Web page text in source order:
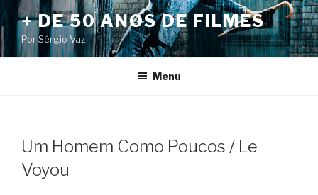
Pular
para
o
conteúdo
+ DE 50 ANOS DE FILMES
Por Sérgio Vaz
Menu
Um Homem Como Poucos / Le
Voyou